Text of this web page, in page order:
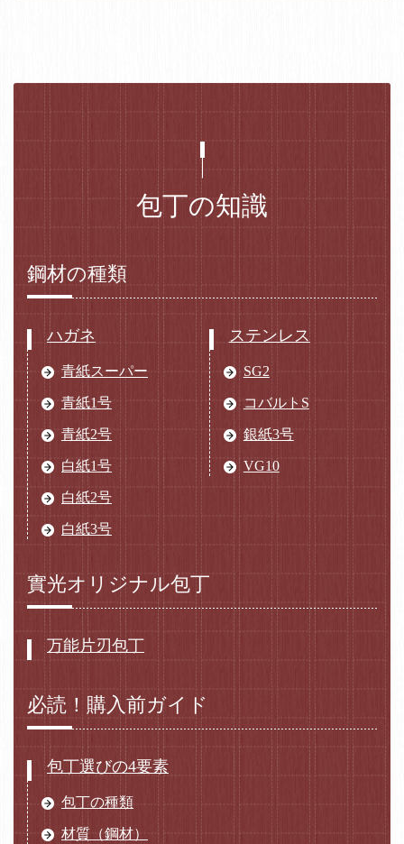
包丁の知識
鋼材の種類
ハガネ
青紙スーパー
青紙1号
青紙2号
白紙1号
白紙2号
白紙3号
ステンレス
SG2
コバルトS
銀紙3号
VG10
實光オリジナル包丁
万能片刃包丁
必読！購入前ガイド
包丁選びの4要素
包丁の種類
材質（鋼材）